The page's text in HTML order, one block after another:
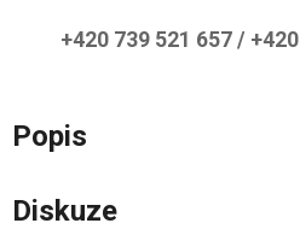
+420 739 521 657 /
Popis
Diskuze